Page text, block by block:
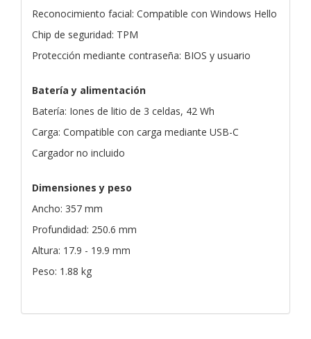
Reconocimiento facial: Compatible con Windows Hello
Chip de seguridad: TPM
Protección mediante contraseña: BIOS y usuario
Batería y alimentación
Batería: Iones de litio de 3 celdas, 42 Wh
Carga: Compatible con carga mediante USB-C
Cargador no incluido
Dimensiones y peso
Ancho: 357 mm
Profundidad: 250.6 mm
Altura: 17.9 - 19.9 mm
Peso: 1.88 kg